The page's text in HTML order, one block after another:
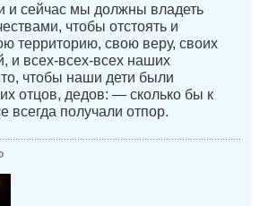
и сейчас мы должны владеть
чтобы отстоять и
территорию, свою веру, своих
и всех-всех-всех наших
чтобы наши дети были
отцов, дедов: — сколько бы к
всегда получали отпор.